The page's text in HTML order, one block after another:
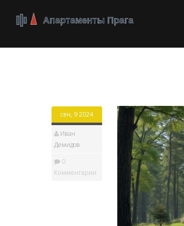
сен, 9 2024
Иван
Демидов
0
Комментарии